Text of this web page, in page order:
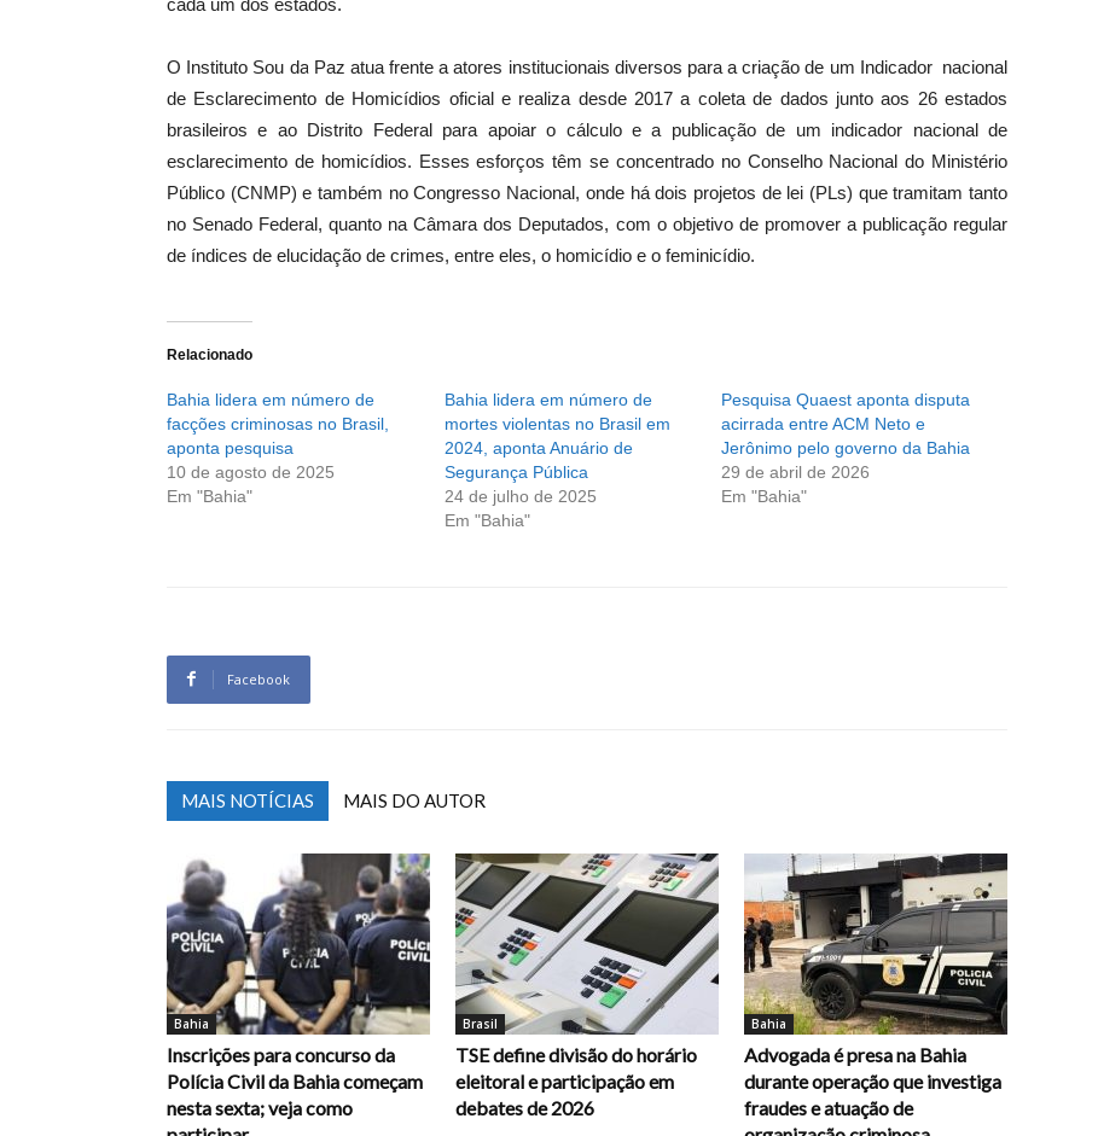
O Instituto Sou da Paz atua frente a atores institucionais diversos para a criação de um Indicador nacional
de Esclarecimento de Homicídios oficial e realiza desde 2017 a coleta de dados junto aos 26 estados
brasileiros e ao Distrito Federal para apoiar o cálculo e a publicação de um indicador nacional de
esclarecimento de homicídios. Esses esforços têm se concentrado no Conselho Nacional do Ministério
Público (CNMP) e também no Congresso Nacional, onde há dois projetos de lei (PLs) que tramitam tanto
no Senado Federal, quanto na Câmara dos Deputados, com o objetivo de promover a publicação regular
de índices de elucidação de crimes, entre eles, o homicídio e o feminicídio.
Relacionado
Bahia lidera em número de
facções criminosas no Brasil,
aponta pesquisa
10 de agosto de 2025
Em "Bahia"
Bahia lidera em número de
mortes violentas no Brasil em
2024, aponta Anuário de
Segurança Pública
24 de julho de 2025
Em "Bahia"
Pesquisa Quaest aponta disputa
acirrada entre ACM Neto e
Jerônimo pelo governo da Bahia
29 de abril de 2026
Em "Bahia"
Facebook
MAIS NOTÍCIAS MAIS DO AUTOR
Bahia
Inscrições para concurso da
Polícia Civil da Bahia começam
nesta sexta; veja como
Brasil
TSE define divisão do horário
eleitoral e participação em
debates de 2026
Bahia
Advogada é presa na Bahia
durante operação que investiga
fraudes e atuação de